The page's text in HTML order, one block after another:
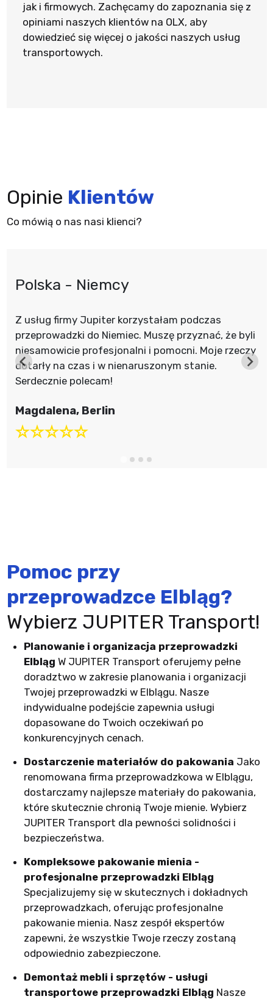
jak i firmowych. Zachęcamy do zapoznania się z
opiniami naszych klientów na OLX, aby
dowiedzieć się więcej o jakości naszych usług
transportowych.
Opinie Klientów
Co mówią o nas nasi klienci?
Polska - Niemcy
Z usług firmy Jupiter korzystałam podczas
przeprowadzki do Niemiec. Muszę przyznać, że byli
niesamowicie profesjonalni i pomocni. Moje rzeczy
dotarły na czas i w nienaruszonym stanie.
Serdecznie polecam!
Magdalena, Berlin
Pomoc przy
przeprowadzce Elbląg?
Wybierz JUPITER Transport!
Planowanie i organizacja przeprowadzki
Elbląg W JUPITER Transport oferujemy pełne
doradztwo w zakresie planowania i organizacji
Twojej przeprowadzki w Elblągu. Nasze
indywidualne podejście zapewnia usługi
dopasowane do Twoich oczekiwań po
konkurencyjnych cenach.
Dostarczenie materiałów do pakowania Jako
renomowana firma przeprowadzkowa w Elblągu,
dostarczamy najlepsze materiały do pakowania,
które skutecznie chronią Twoje mienie. Wybierz
JUPITER Transport dla pewności solidności i
bezpieczeństwa.
Kompleksowe pakowanie mienia -
profesjonalne przeprowadzki Elbląg
Specjalizujemy się w skutecznych i dokładnych
przeprowadzkach, oferując profesjonalne
pakowanie mienia. Nasz zespół ekspertów
zapewni, że wszystkie Twoje rzeczy zostaną
odpowiednio zabezpieczone.
Demontaż mebli i sprzętów - usługi
transportowe przeprowadzki Elbląg Nasze